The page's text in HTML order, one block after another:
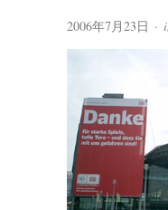
2006年7月23日 ·